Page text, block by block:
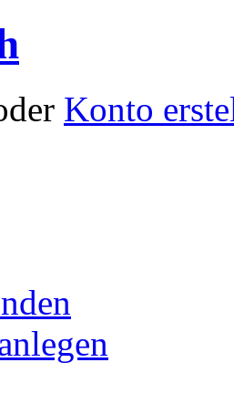
Konto